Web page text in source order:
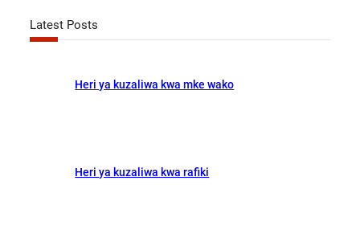
c
Latest Posts
Heri ya kuzaliwa kwa mke wako
Heri ya kuzaliwa kwa rafiki